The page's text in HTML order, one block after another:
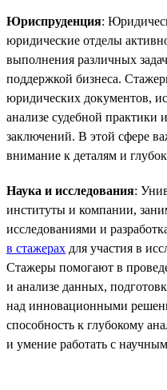
Юриспруденция:
юридические отделы
выполнения различных
поддержкой бизнеса.
юридических документов,
анализе судебной практики
заключений. В этой сфере
внимание к деталям и
Наука и исследования:
институты и компании,
исследованиями и
в стажерах для участия в
Стажеры помогают в
и анализе данных,
над инновационными
способность к глубокому
и умение работать с